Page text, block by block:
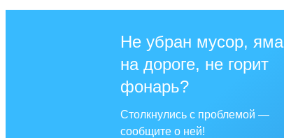
Не убран мусор, яма
на дороге, не горит
фонарь?
Столкнулись с проблемой —
сообщите о ней!